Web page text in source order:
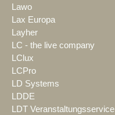
Lawo
Lax Europa
Layher
LC - the live company
LClux
LCPro
LD Systems
LDDE
LDT Veranstaltungsservice